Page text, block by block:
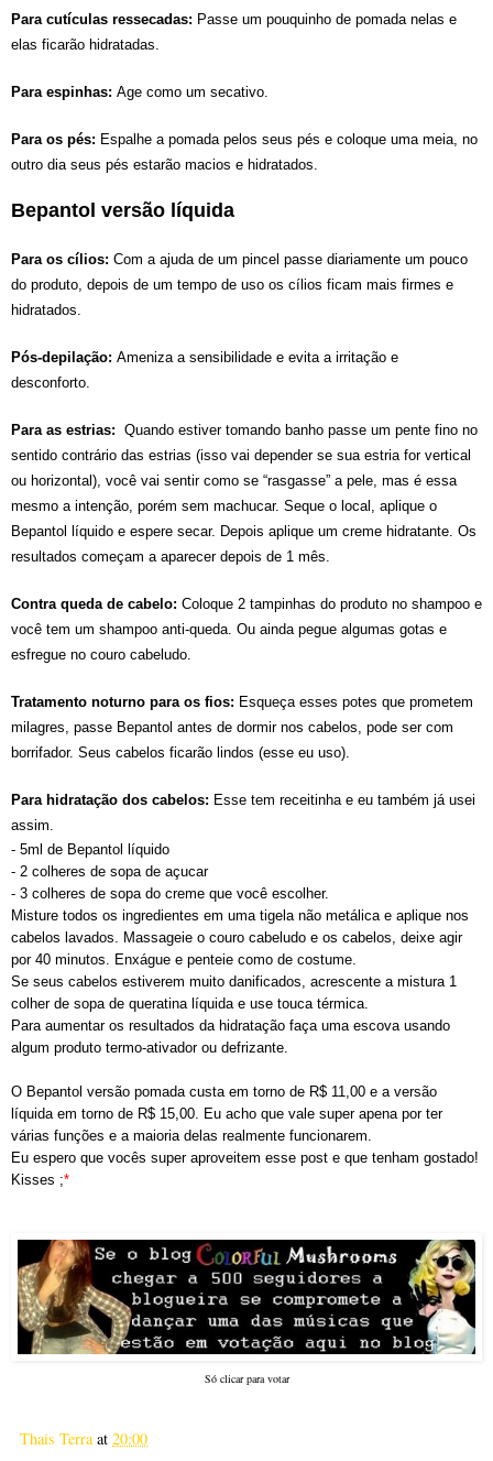
Para cutículas ressecadas: Passe um pouquinho de pomada nelas e
elas ficarão hidratadas.
Para espinhas: Age como um secativo.
Para os pés: Espalhe a pomada pelos seus pés e coloque uma meia, no
outro dia seus pés estarão macios e hidratados.
Bepantol versão líquida
Para os cílios: Com a ajuda de um pincel passe diariamente um pouco
do produto, depois de um tempo de uso os cílios ficam mais firmes e
hidratados.
Pós-depilação: Ameniza a sensibilidade e evita a irritação e
desconforto.
Para as estrias: Quando estiver tomando banho passe um pente fino no
sentido contrário das estrias (isso vai depender se sua estria for vertical
ou horizontal), você vai sentir como se “rasgasse” a pele, mas é essa
mesmo a intenção, porém sem machucar. Seque o local, aplique o
Bepantol líquido e espere secar. Depois aplique um creme hidratante. Os
resultados começam a aparecer depois de 1 mês.
Contra queda de cabelo: Coloque 2 tampinhas do produto no shampoo e
você tem um shampoo anti-queda. Ou ainda pegue algumas gotas e
esfregue no couro cabeludo.
Tratamento noturno para os fios: Esqueça esses potes que prometem
milagres, passe Bepantol antes de dormir nos cabelos, pode ser com
borrifador. Seus cabelos ficarão lindos (esse eu uso).
Para hidratação dos cabelos: Esse tem receitinha e eu também já usei
assim.
- 5ml de Bepantol líquido
- 2 colheres de sopa de açucar
- 3 colheres de sopa do creme que você escolher.
Misture todos os ingredientes em uma tigela não metálica e aplique nos
cabelos lavados. Massageie o couro cabeludo e os cabelos, deixe agir
por 40 minutos. Enxágue e penteie como de costume.
Se seus cabelos estiverem muito danificados, acrescente a mistura 1
colher de sopa de queratina líquida e use touca térmica.
Para aumentar os resultados da hidratação faça uma escova usando
algum produto termo-ativador ou defrizante.
O Bepantol versão pomada custa em torno de R$ 11,00 e a versão
líquida em torno de R$ 15,00. Eu acho que vale super apena por ter
várias funções e a maioria delas realmente funcionarem.
Eu espero que vocês super aproveitem esse post e que tenham gostado!
Kisses ;*
Só clicar para votar
Thais Terra at 20:00